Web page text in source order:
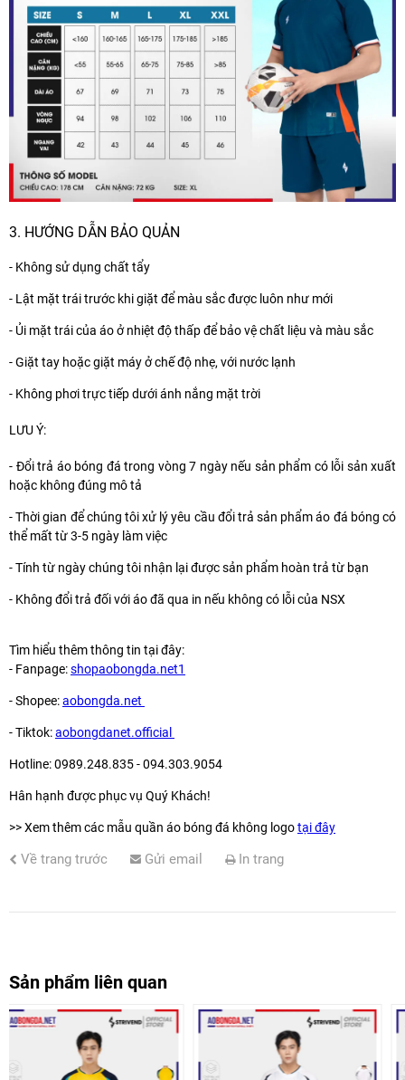
3. HƯỚNG DẪN BẢO QUẢN
- Không sử dụng chất tẩy
- Lật mặt trái trước khi giặt để màu sắc được luôn như mới
- Ủi mặt trái của áo ở nhiệt độ thấp để bảo vệ chất liệu và màu sắc
- Giặt tay hoặc giặt máy ở chế độ nhẹ, với nước lạnh
- Không phơi trực tiếp dưới ánh nắng mặt trời
LƯU Ý:
- Đổi trả áo bóng đá trong vòng 7 ngày nếu sản phẩm có lỗi sản xuất
hoặc không đúng mô tả
- Thời gian để chúng tôi xử lý yêu cầu đổi trả sản phẩm áo đá bóng có
thể mất từ 3-5 ngày làm việc
- Tính từ ngày chúng tôi nhận lại được sản phẩm hoàn trả từ bạn
- Không đổi trả đối với áo đã qua in nếu không có lỗi của NSX
Tìm hiểu thêm thông tin tại đây:
- Fanpage:shopaobongda.net1
- Shopee:aobongda.net
- Tiktok:aobongdanet.official
Hotline: 0989.248.835 - 094.303.9054
Hân hạnh được phục vụ Quý Khách!
>> Xem thêm các mẫu quần áo bóng đá không logotại đây
Về trang trước Gửi email In trang
Sản phẩm liên quan